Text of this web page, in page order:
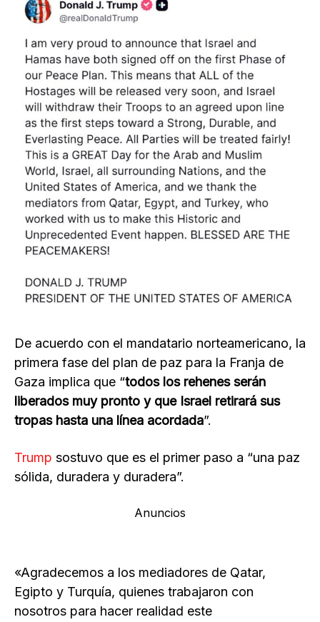
De acuerdo con el mandatario norteamericano, la
primera fase del plan de paz para la Franja de
Gaza implica que “todos los rehenes serán
liberados muy pronto y que Israel retirará sus
tropas hasta una línea acordada”.
Trump sostuvo que es el primer paso a “una paz
sólida, duradera y duradera”.
Anuncios
«Agradecemos a los mediadores de Qatar,
Egipto y Turquía, quienes trabajaron con
nosotros para hacer realidad este